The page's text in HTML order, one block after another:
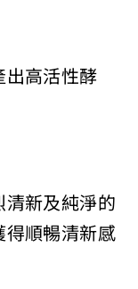
高活性酵
新及純淨的
順暢清新感